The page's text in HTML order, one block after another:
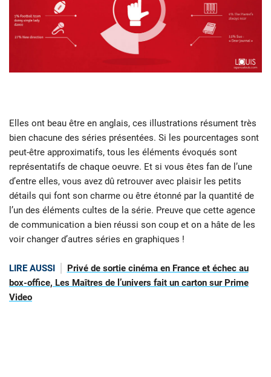
Elles ont beau être en anglais, ces illustrations résument très
bien chacune des séries présentées. Si les pourcentages sont
peut-être approximatifs, tous les éléments évoqués sont
représentatifs de chaque oeuvre. Et si vous êtes fan de l’une
d’entre elles, vous avez dû retrouver avec plaisir les petits
détails qui font son charme ou être étonné par la quantité de
l’un des éléments cultes de la série. Preuve que cette agence
de communication a bien réussi son coup et on a hâte de les
voir changer d’autres séries en graphiques !
LIRE AUSSI
Privé de sortie cinéma en France et échec au
box-office, Les Maîtres de l’univers fait un carton sur Prime
Video